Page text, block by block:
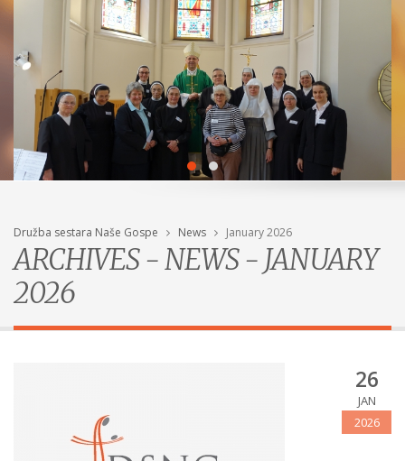
Družba sestara Naše Gospe News January 2026
ARCHIVES - NEWS - JANUARY
2026
26
JAN
2026